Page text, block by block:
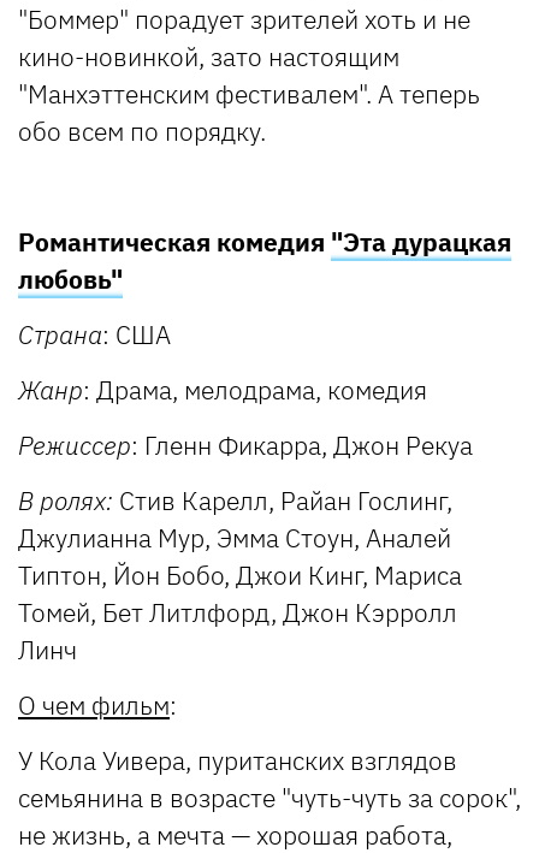
"Боммер" порадует зрителей хоть и не
кино-новинкой, зато настоящим
"Манхэттенским фестивалем". А теперь
обо всем по порядку.
Романтическая комедия "Эта дурацкая
любовь"
Страна: США
Жанр: Драма, мелодрама, комедия
Режиссер: Гленн Фикарра, Джон Рекуа
В ролях: Стив Карелл, Райан Гослинг,
Джулианна Мур, Эмма Стоун, Аналей
Типтон, Йон Бобо, Джои Кинг, Мариса
Томей, Бет Литлфорд, Джон Кэрролл
Линч
О чем фильм:
У Кола Уивера, пуританских взглядов
семьянина в возрасте "чуть-чуть за сорок",
не жизнь, а мечта — хорошая работа,